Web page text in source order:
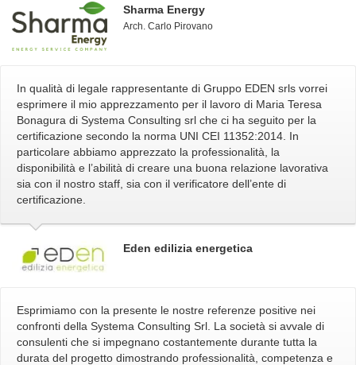
Sharma Energy
Arch. Carlo Pirovano
In qualità di legale rappresentante di Gruppo EDEN srls vorrei
esprimere il mio apprezzamento per il lavoro di Maria Teresa
Bonagura di Systema Consulting srl che ci ha seguito per la
certificazione secondo la norma UNI CEI 11352:2014. In
particolare abbiamo apprezzato la professionalità, la
disponibilità e l’abilità di creare una buona relazione lavorativa
sia con il nostro staff, sia con il verificatore dell’ente di
certificazione.
Eden edilizia energetica
Esprimiamo con la presente le nostre referenze positive nei
confronti della Systema Consulting Srl. La società si avvale di
consulenti che si impegnano costantemente durante tutta la
durata del progetto dimostrando professionalità, competenza e